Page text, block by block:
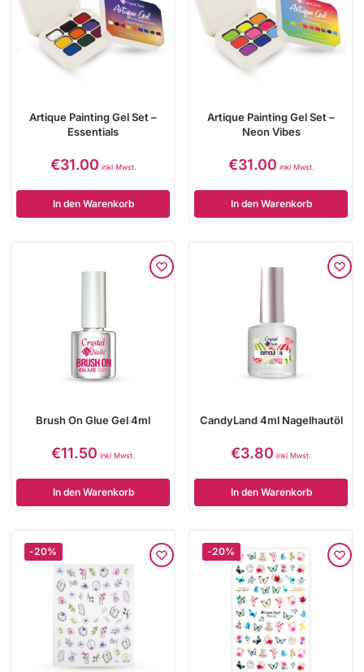
Artique Painting Gel Set –
Essentials
€31.00 inkl Mwst.
In den Warenkorb
Artique Painting Gel Set –
Neon Vibes
€31.00 inkl Mwst.
In den Warenkorb
Brush On Glue Gel 4ml
€11.50 inkl Mwst.
In den Warenkorb
CandyLand 4ml Nagelhautöl
€3.80 inkl Mwst.
In den Warenkorb
-20% -20%